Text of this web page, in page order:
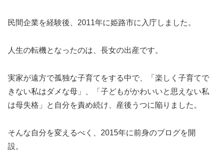
民間企業を経験後、2011年に姫路市に入庁しました。
人生の転機となったのは、長女の出産です。
実家が遠方で孤独な子育てをする中で、「楽しく子育てで
きない私はダメな母」、「子どもがかわいいと思えない私
は母失格」と自分を責め続け、産後うつに陥りました。
そんな自分を変えるべく、2015年に前身のブログを開
設。